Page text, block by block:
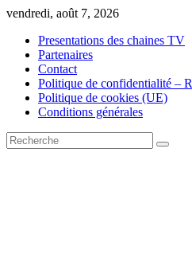
Skip
content
vendredi, août 7, 2026
Presentations des chaines TV
Partenaires
Contact
Politique de confidentialité –
Politique de cookies (UE)
Conditions générales